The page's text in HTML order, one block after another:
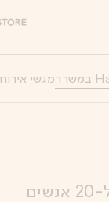
מגשי אירוח